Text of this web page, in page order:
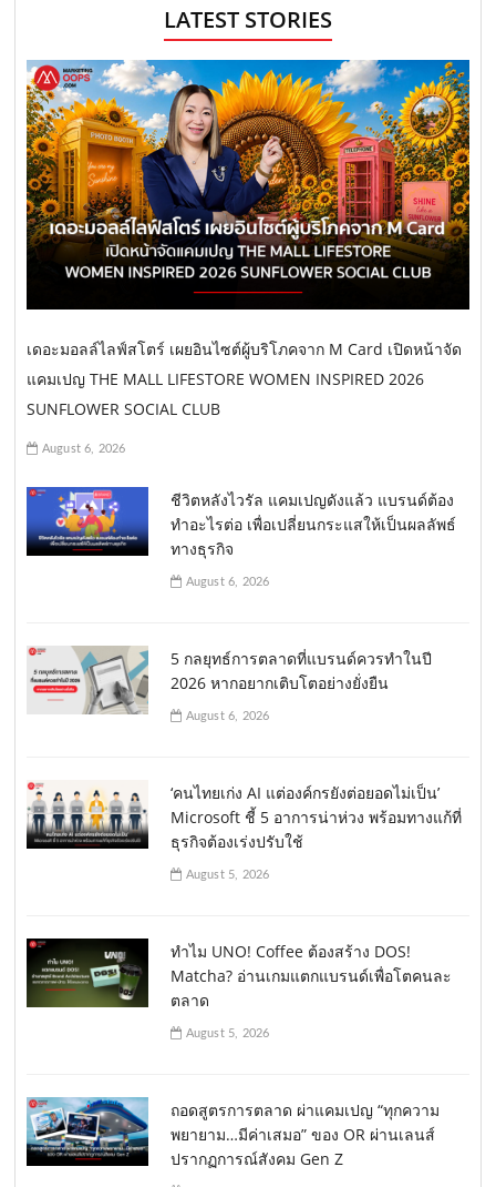
LATEST STORIES
เดอะมอลล์ไลฟ์สโตร์ เผยอินไซต์ผู้บริโภคจาก M Card เปิดหน้าจัด
แคมเปญ THE MALL LIFESTORE WOMEN INSPIRED 2026
SUNFLOWER SOCIAL CLUB
August 6, 2026
ชีวิตหลังไวรัล แคมเปญดังแล้ว แบรนด์ต้อง
ทำอะไรต่อ เพื่อเปลี่ยนกระแสให้เป็นผลลัพธ์
ทางธุรกิจ
August 6, 2026
5 กลยุทธ์การตลาดที่แบรนด์ควรทำในปี
2026 หากอยากเติบโตอย่างยั่งยืน
August 6, 2026
‘คนไทยเก่ง AI แต่องค์กรยังต่อยอดไม่เป็น’
Microsoft ชี้ 5 อาการน่าห่วง พร้อมทางแก้ที่
ธุรกิจต้องเร่งปรับใช้
August 5, 2026
ทำไม UNO! Coffee ต้องสร้าง DOS!
Matcha? อ่านเกมแตกแบรนด์เพื่อโตคนละ
ตลาด
August 5, 2026
ถอดสูตรการตลาด ผ่าแคมเปญ “ทุกความ
พยายาม…มีค่าเสมอ” ของ OR ผ่านเลนส์
ปรากฏการณ์สังคม Gen Z